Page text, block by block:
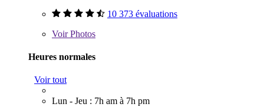
10 373 évaluations
VoirPhotos
Heures normales
Voir tout
Lun - Jeu : 7h am à 7h pm